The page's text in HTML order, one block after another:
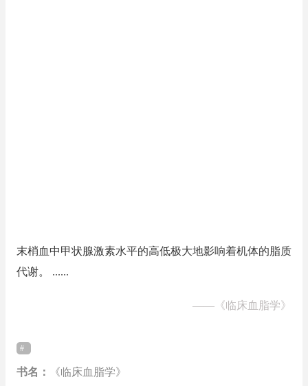
末梢血中甲状腺激素水平的高低极大地影响着机体的脂质
代谢。 ......
—— 《临床血脂学》
书名：
《临床血脂学》